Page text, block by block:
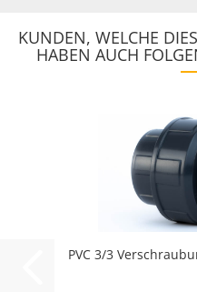
KUNDEN, WELCHE
HABEN AUCH
PVC 3/3